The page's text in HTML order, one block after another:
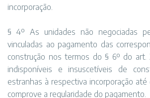
incorporação.
§ 4º As unidades não negociadas
vinculadas ao pagamento das
construção nos termos do § 6º do art.
indisponíveis e insuscetíveis de
estranhas à respectiva incorporação
comprove a regularidade do pagamento.